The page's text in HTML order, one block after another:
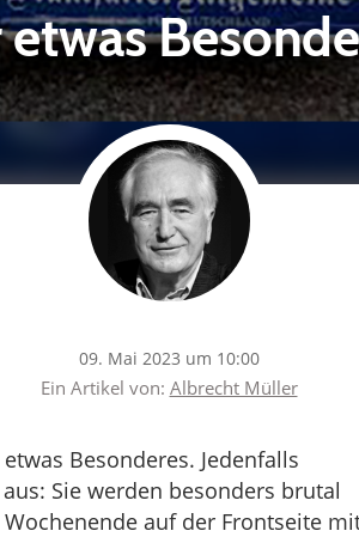
09. Mai 2023 um 10:00
Ein Artikel von: Albrecht Müller
Besonderes. Jedenfalls
Sie werden besonders brutal
auf der Frontseite